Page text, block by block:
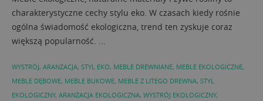
charakterystyczne cechy stylu eko. W czasach kiedy rośnie
ogólna świadomość ekologiczna, trend ten zyskuje coraz
większą popularność. ...
WYSTRÓJ, ARANŻACJA, STYL EKO, MEBLE DREWNIANE, MEBLE EKOLOGICZNE,
MEBLE DĘBOWE, MEBLE BUKOWE, MEBLE Z LITEGO DREWNA, STYL
EKOLOGICZNY, ARANŻACJA EKOLOGICZNA, WYSTRÓJ EKOLOGICZNY,